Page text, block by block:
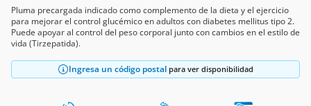
Pluma precargada indicado como complemento de la dieta y el ejercicio
para mejorar el control glucémico en adultos con diabetes mellitus tipo 2.
Puede apoyar al control del peso corporal junto con cambios en el estilo de
vida (Tirzepatida).
Ingresa un código postal para ver disponibilidad